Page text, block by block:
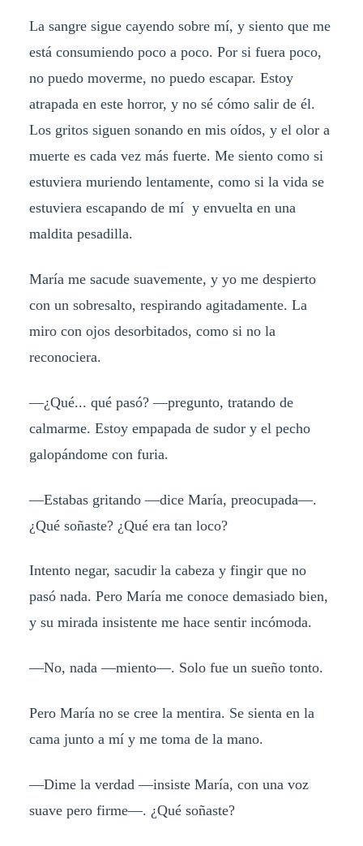
La sangre sigue cayendo sobre mí, y siento que me
está consumiendo poco a poco. Por si fuera poco,
no puedo moverme, no puedo escapar. Estoy
atrapada en este horror, y no sé cómo salir de él.
Los gritos siguen sonando en mis oídos, y el olor a
muerte es cada vez más fuerte. Me siento como si
estuviera muriendo lentamente, como si la vida se
estuviera escapando de mí y envuelta en una
maldita pesadilla.
María me sacude suavemente, y yo me despierto
con un sobresalto, respirando agitadamente. La
miro con ojos desorbitados, como si no la
reconociera.
—¿Qué... qué pasó? —pregunto, tratando de
calmarme. Estoy empapada de sudor y el pecho
galopándome con furia.
—Estabas gritando —dice María, preocupada—.
¿Qué soñaste? ¿Qué era tan loco?
Intento negar, sacudir la cabeza y fingir que no
pasó nada. Pero María me conoce demasiado bien,
y su mirada insistente me hace sentir incómoda.
—No, nada —miento—. Solo fue un sueño tonto.
Pero María no se cree la mentira. Se sienta en la
cama junto a mí y me toma de la mano.
—Dime la verdad —insiste María, con una voz
suave pero firme—. ¿Qué soñaste?